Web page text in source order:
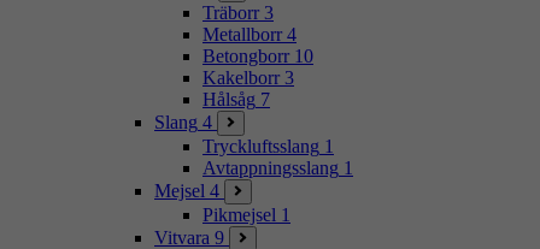
Träborr 3
Metallborr 4
Betongborr 10
Kakelborr 3
Hålsåg 7
Slang 4
Tryckluftsslang 1
Avtappningsslang 1
Mejsel 4
Pikmejsel 1
Vitvara 9